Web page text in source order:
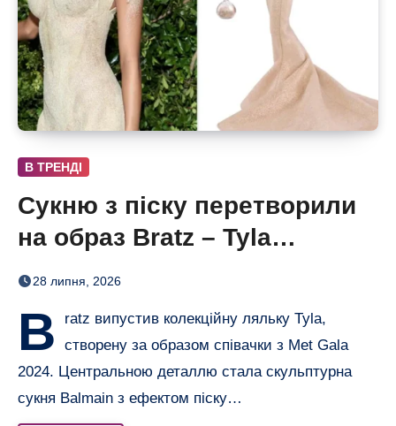
В ТРЕНДІ
Сукню з піску перетворили
на образ Bratz – Tyla
отримала власну ляльку
28 липня, 2026
B
ratz випустив колекційну ляльку Tyla,
створену за образом співачки з Met Gala
2024. Центральною деталлю стала скульптурна
сукня Balmain з ефектом піску…